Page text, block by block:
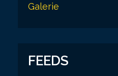
Galerie
FEEDS